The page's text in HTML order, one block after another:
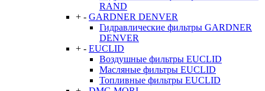
RAND
+ - GARDNER DENVER
Гидравлические фильтры GARDNER
DENVER
+ - EUCLID
Воздушные фильтры EUCLID
Масляные фильтры EUCLID
Топливные фильтры EUCLID